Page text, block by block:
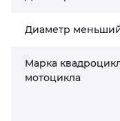
Диаметр
Марка
мотоцикла